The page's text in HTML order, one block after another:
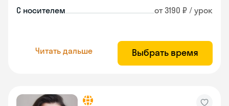
С носителем от 3190 ₽ / урок
Читать дальше Выбрать время